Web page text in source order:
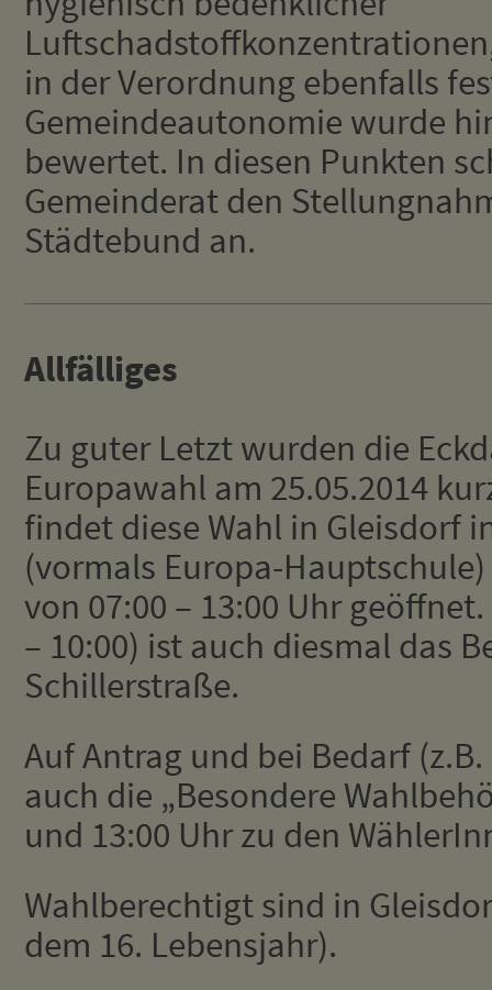
in der Verordnung ebenfalls
Gemeindeautonomie wurde
bewertet. In diesen Punkten
Gemeinderat den
Städtebund an.
Allfälliges
Zu guter Letzt wurden die
Europawahl am 25.05.2014
findet diese Wahl in Gleisdorf
(vormals Europa-
von 07:00 – 13:00 Uhr
– 10:00) ist auch diesmal das
Schillerstraße.
Auf Antrag und bei Bedarf
auch die „Besondere
und 13:00 Uhr zu den
Wahlberechtigt sind in
dem 16. Lebensjahr).